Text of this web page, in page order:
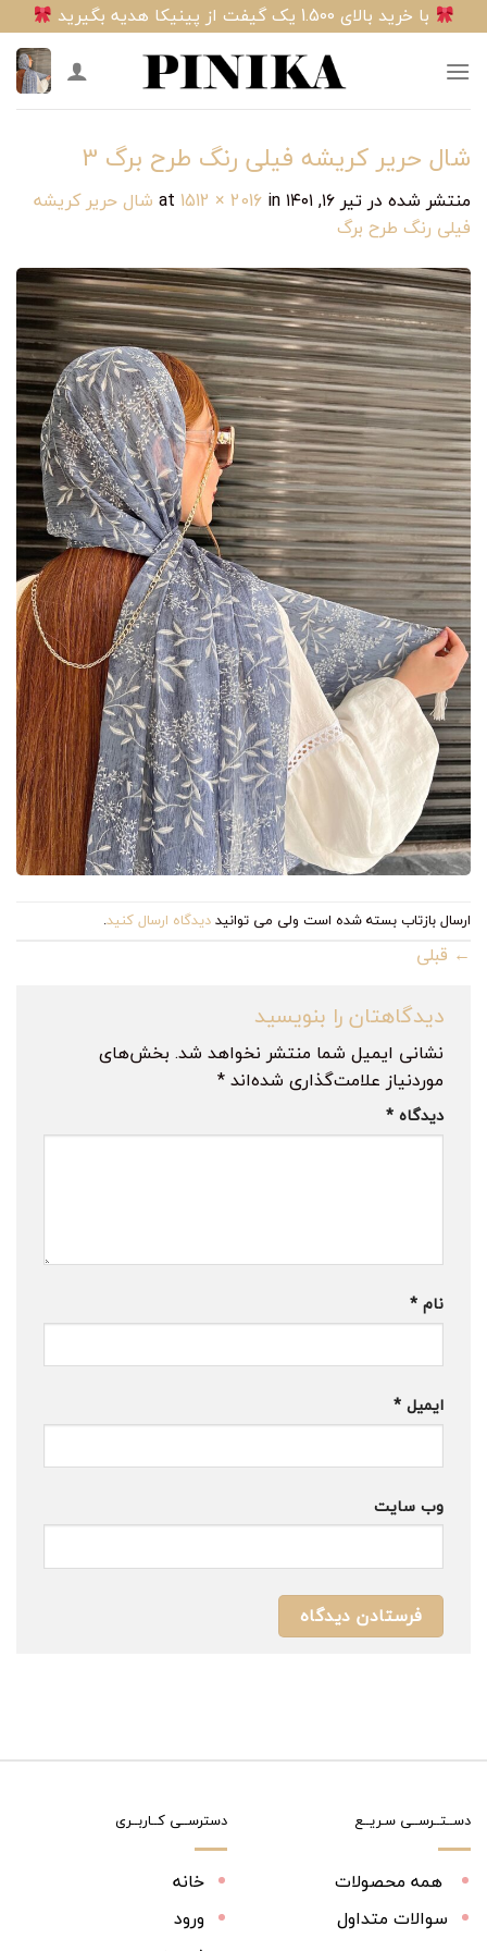
to
content
با خرید بالای 1.500 یک گیفت از پینیکا هدیه بگیرید
شال حریر کریشه فیلی رنگ طرح برگ ‎‎3
منتشر شده درتیر ۱۶, ۱۴۰۱ 1512 × 2016 in
شال حریر کریشه
فیلی رنگ طرح برگ ‎‎
ارسال بازتاب بسته شده است ولی می توانیددیدگاه ارسال کنید.
← قبلی
دیدگاهتان را بنویسید
نشانی ایمیل شما منتشر نخواهد شد. بخش‌های
موردنیاز علامت‌گذاری شده‌اند*
دیدگاه *
نام *
ایمیل *
وب‌ سایت
دســتــرســی سـریــع
همه محصولات
سوالات متداول
دسترســی کــاربــری
خانه
ورود